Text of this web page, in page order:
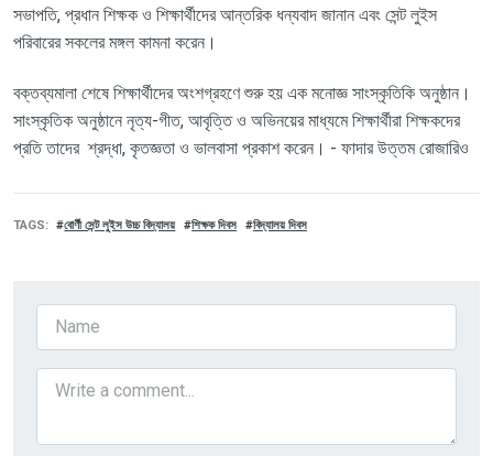
সভাপতি, প্রধান শিক্ষক ও শিক্ষার্থীদের আন্তরিক ধন্যবাদ জানান এবং সেন্ট লুইস
পরিবারের সকলের মঙ্গল কামনা করেন।
বক্তব্যমালা শেষে শিক্ষার্থীদের অংশগ্রহণে শুরু হয় এক মনোজ্ঞ সাংস্কৃতিকি অনুষ্ঠান।
সাংস্কৃতিক অনুষ্ঠানে নৃত্য-গীত, আবৃত্তি ও অভিনয়ের মাধ্যমে শিক্ষার্থীরা শিক্ষকদের
প্রতি তাদের শ্রদ্ধা, কৃতজ্ঞতা ও ভালবাসা প্রকাশ করেন। - ফাদার উত্তম রোজারিও
TAGS বোর্ণী সেন্ট লুইস উচ্চ বিদ্যালয় শিক্ষক দিবস বিদ্যালয় দিবস